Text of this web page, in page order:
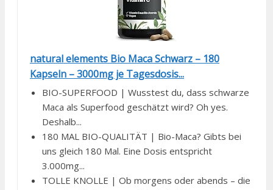
natural elements Bio Maca Schwarz – 180
Kapseln – 3000mg je Tagesdosis...
BIO-SUPERFOOD | Wusstest du, dass schwarze
Maca als Superfood geschätzt wird? Oh yes.
Deshalb...
180 MAL BIO-QUALITÄT | Bio-Maca? Gibts bei
uns gleich 180 Mal. Eine Dosis entspricht
3.000mg...
TOLLE KNOLLE | Ob morgens oder abends – die